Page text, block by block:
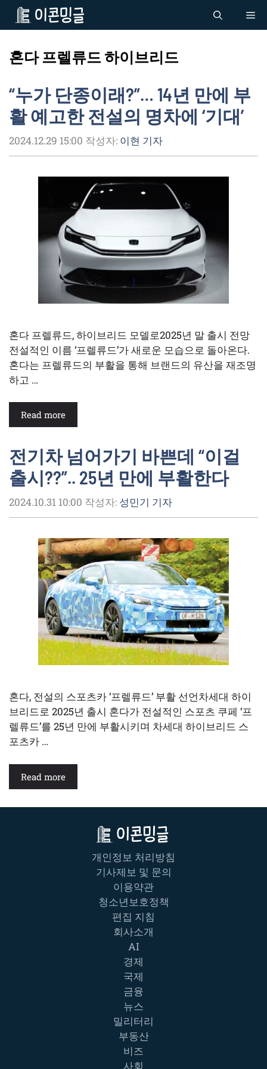
뛰
혼다 프렐류드 하이브리드
“누가 단종이래?”… 14년 만에 부
활 예고한 전설의 명차에 ‘기대’
2024.12.29 15:00 작성자: 이현 기자
혼다 프렐류드, 하이브리드 모델로2025년 말 출시 전망
전설적인 이름 ‘프렐류드’가 새로운 모습으로 돌아온다.
혼다는 프렐류드의 부활을 통해 브랜드의 유산을 재조명
하고 …
Read more
전기차 넘어가기 바쁜데 “이걸
출시??”.. 25년 만에 부활한다
2024.10.31 10:00 작성자: 성민기 기자
혼다, 전설의 스포츠카 ‘프렐류드’ 부활 선언차세대 하이
브리드로 2025년 출시 혼다가 전설적인 스포츠 쿠페 ‘프
렐류드’를 25년 만에 부활시키며 차세대 하이브리드 스
포츠카 …
Read more
개인정보 처리방침
기사제보 및 문의
이용약관
청소년보호정책
편집 지침
회사소개
AI
경제
국제
금융
뉴스
밀리터리
부동산
비즈
사회